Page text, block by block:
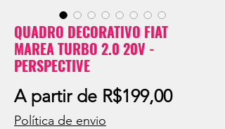
QUADRO DECORATIVO FIAT
MAREA TURBO 2.0 20V -
PERSPECTIVE
A partir de R$199,00Preço
Política de envio